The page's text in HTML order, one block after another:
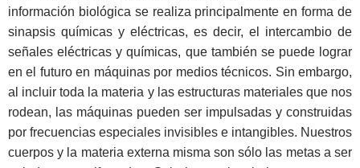
información biológica se realiza principalmente en forma de
sinapsis químicas y eléctricas, es decir, el intercambio de
señales eléctricas y químicas, que también se puede lograr
en el futuro en máquinas por medios técnicos. Sin embargo,
al incluir toda la materia y las estructuras materiales que nos
rodean, las máquinas pueden ser impulsadas y construidas
por frecuencias especiales invisibles e intangibles. Nuestros
cuerpos y la materia externa misma son sólo las metas a ser